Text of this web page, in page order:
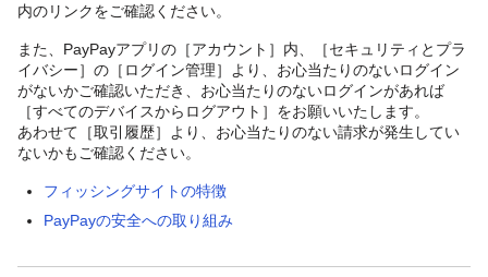
内のリンクをご確認ください。
また、PayPayアプリの［アカウント］内、［セキュリティとプラ
イバシー］の［ログイン管理］より、お心当たりのないログイン
がないかご確認いただき、お心当たりのないログインがあれば
［すべてのデバイスからログアウト］をお願いいたします。
あわせて［取引履歴］より、お心当たりのない請求が発生してい
ないかもご確認ください。
フィッシングサイトの特徴
PayPayの安全への取り組み